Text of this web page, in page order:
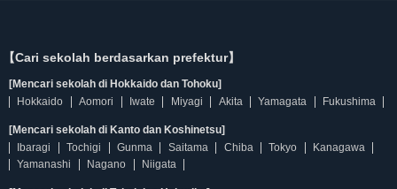
【Cari sekolah berdasarkan prefektur】
[Mencari sekolah di Hokkaido dan Tohoku]
Hokkaido
Aomori Iwate Miyagi Akita Yamagata Fukushima
[Mencari sekolah di Kanto dan Koshinetsu]
Ibaragi
Tochigi Gunma Saitama Chiba Tokyo
Kanagawa
Yamanashi
Nagano Niigata